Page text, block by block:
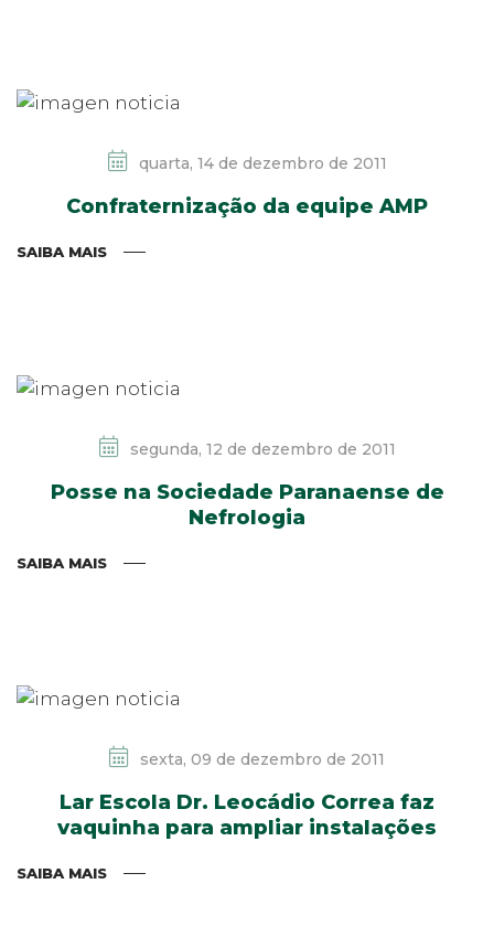
quarta, 14 de dezembro de 2011
Confraternização da equipe AMP
SAIBA MAIS
segunda, 12 de dezembro de 2011
Posse na Sociedade Paranaense de
Nefrologia
SAIBA MAIS
sexta, 09 de dezembro de 2011
Lar Escola Dr. Leocádio Correa faz
vaquinha para ampliar instalações
SAIBA MAIS